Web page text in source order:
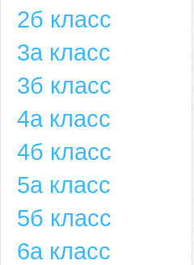
2б класс
3а класс
3б класс
4а класс
4б класс
5а класс
5б класс
6а класс